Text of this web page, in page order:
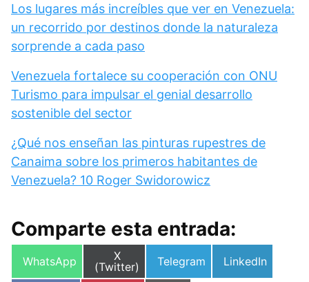
Los lugares más increíbles que ver en Venezuela:
un recorrido por destinos donde la naturaleza
sorprende a cada paso
Venezuela fortalece su cooperación con ONU
Turismo para impulsar el genial desarrollo
sostenible del sector
¿Qué nos enseñan las pinturas rupestres de
Canaima sobre los primeros habitantes de
Venezuela? 10 Roger Swidorowicz
Comparte esta entrada:
Compartir
WhatsApp
Compartir
en
X
(Twitter)
Compartir
Telegram
Compartir
LinkedIn